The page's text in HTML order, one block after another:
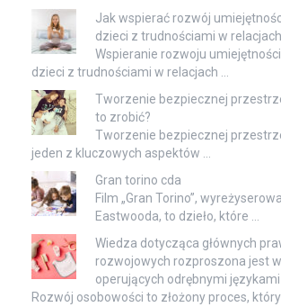
Jak wspierać rozwój
dzieci z trudnościami w
Wspieranie rozwoju
dzieci z trudnościami w relacjach …
Tworzenie bezpiecznej
to zrobić?
Tworzenie bezpiecznej
jeden z kluczowych aspektów …
Gran torino cda
Film „Gran Torino”,
Eastwooda, to dzieło, które …
Wiedza dotycząca głównych
rozwojowych rozproszona jest
operujących odrębnymi językami
Rozwój osobowości to złożony proces,